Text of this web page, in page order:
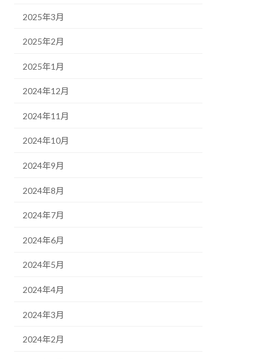
2025年3月
2025年2月
2025年1月
2024年12月
2024年11月
2024年10月
2024年9月
2024年8月
2024年7月
2024年6月
2024年5月
2024年4月
2024年3月
2024年2月